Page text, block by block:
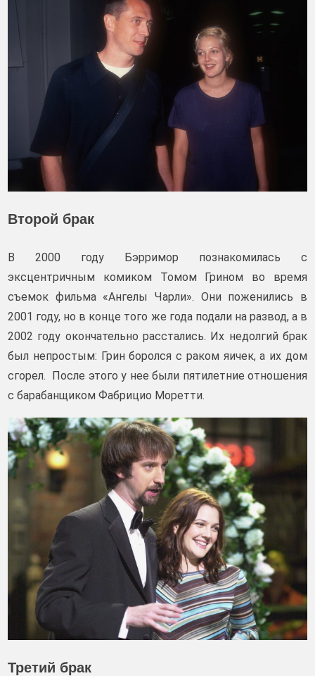
Второй брак
В 2000 году Бэрримор познакомилась с
эксцентричным комиком Томом Грином во время
съемок фильма «Ангелы Чарли». Они поженились в
2001 году, но в конце того же года подали на развод, а в
2002 году окончательно расстались. Их недолгий брак
был непростым: Грин боролся с раком яичек, а их дом
сгорел. После этого у нее были пятилетние отношения
с барабанщиком Фабрицио Моретти.
Третий брак